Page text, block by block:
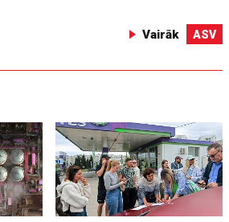
Vairāk ASV